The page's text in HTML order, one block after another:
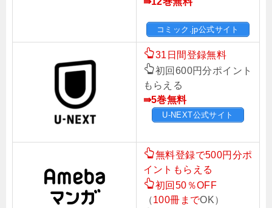
コミック.jp公式サイト
31日間登録無料
初回600円分ポイント
もらえる
⇛5巻無料
U-NEXT公式サイト
無料登録で500円分ポ
イントもらえる
初回50％OFF
（100冊までOK）